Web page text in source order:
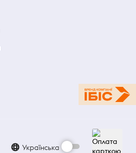
Українська